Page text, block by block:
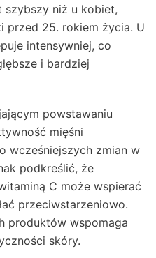
szybszy niż u kobiet,
przed 25. rokiem życia. U
intensywniej, co
i bardziej
powstawaniu
mięśni
wcześniejszych zmian w
podkreślić, że
C może wspierać
przeciwstarzeniowo.
produktów wspomaga
skóry.